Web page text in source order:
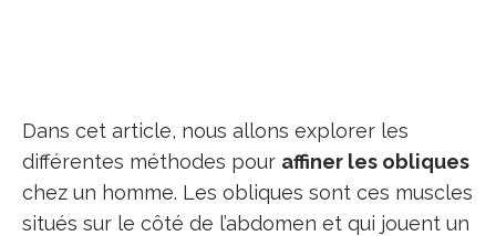
Dans cet article, nous allons explorer les
différentes méthodes pour affiner les obliques
chez un homme. Les obliques sont ces muscles
situés sur le côté de l’abdomen et qui jouent un